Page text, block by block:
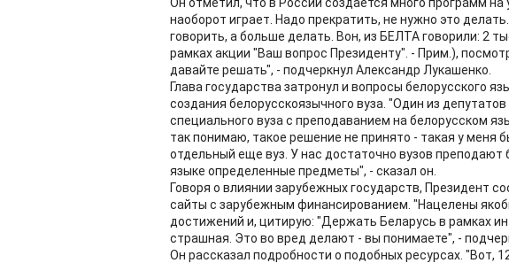
наоборот играет. Надо прекратить, не нужно это
говорить, а больше делать. Вон, из БЕЛТА говорили: 2
рамках акции "Ваш вопрос Президенту". - Прим.),
давайте решать", - подчеркнул Александр Лукашенко.
Глава государства затронул и вопросы белорусского
создания белорусскоязычного вуза. "Один из
специального вуза с преподаванием на белорусском
так понимаю, такое решение не принято - такая у меня
отдельный еще вуз. У нас достаточно вузов преподают
языке определенные предметы", - сказал он.
Говоря о влиянии зарубежных государств, Президент
сайты с зарубежным финансированием. "Нацелены
достижений и, цитирую: "Держать Беларусь в рамках
страшная. Это во вред делают - вы понимаете", -
Он рассказал подробности о подобных ресурсах. "Вот,